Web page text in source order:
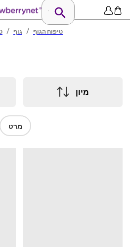
/ גוף / טיפוח הגוף
מיון
מרט